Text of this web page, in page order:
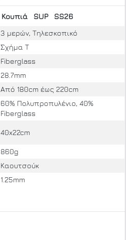
Κουπιά SUP
SS26
3 μερών, Τηλεσκοπικό
Σχήμα Τ
Fiberglass
28.7mm
Από 180cm έως 220cm
60% Πολυπροπυλένιο, 40%
Fiberglass
40x22cm
860g
Καουτσούκ
1.25mm